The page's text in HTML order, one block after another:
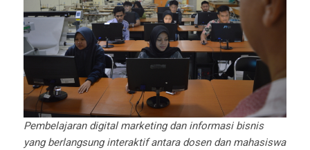
Pembelajaran digital marketing dan informasi bisnis
yang berlangsung interaktif antara dosen dan mahasiswa